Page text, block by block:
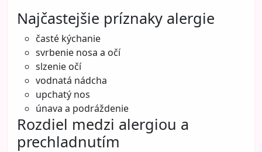
Najčastejšie príznaky alergie
časté kýchanie
svrbenie nosa a očí
slzenie očí
vodnatá nádcha
upchatý nos
únava a podráždenie
Rozdiel medzi alergiou a
prechladnutím